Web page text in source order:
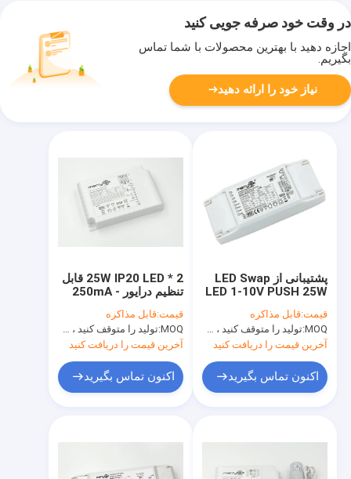
در وقت خود صرفه جویی کنید
اجازه دهید با بهترین محصولات با شما تماس
بگیریم.
نیاز خود را ارائه دهید
2 * 25W IP20 LED قابل
تنظیم درایور 250mA -
Light
قیمت:قابل مذاکره
MOQ: تولید را متوقف کنید ، موجود نیست
آخرین قیمت را دریافت کنید
اکنون تماس بگیرید
پشتیبانی از LED Swap
LED 1-10V PUSH 25W
نور با حفاظت از مدار
کوتاه
قیمت:قابل مذاکره
MOQ: تولید را متوقف کنید ، موجود نیست
آخرین قیمت را دریافت کنید
اکنون تماس بگیرید